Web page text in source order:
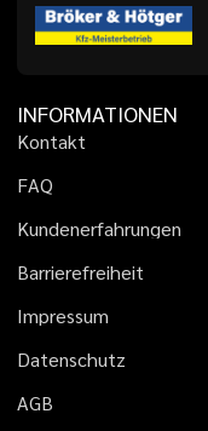
INFORMATIONEN
Kontakt
FAQ
Kundenerfahrungen
Barrierefreiheit
Impressum
Datenschutz
AGB